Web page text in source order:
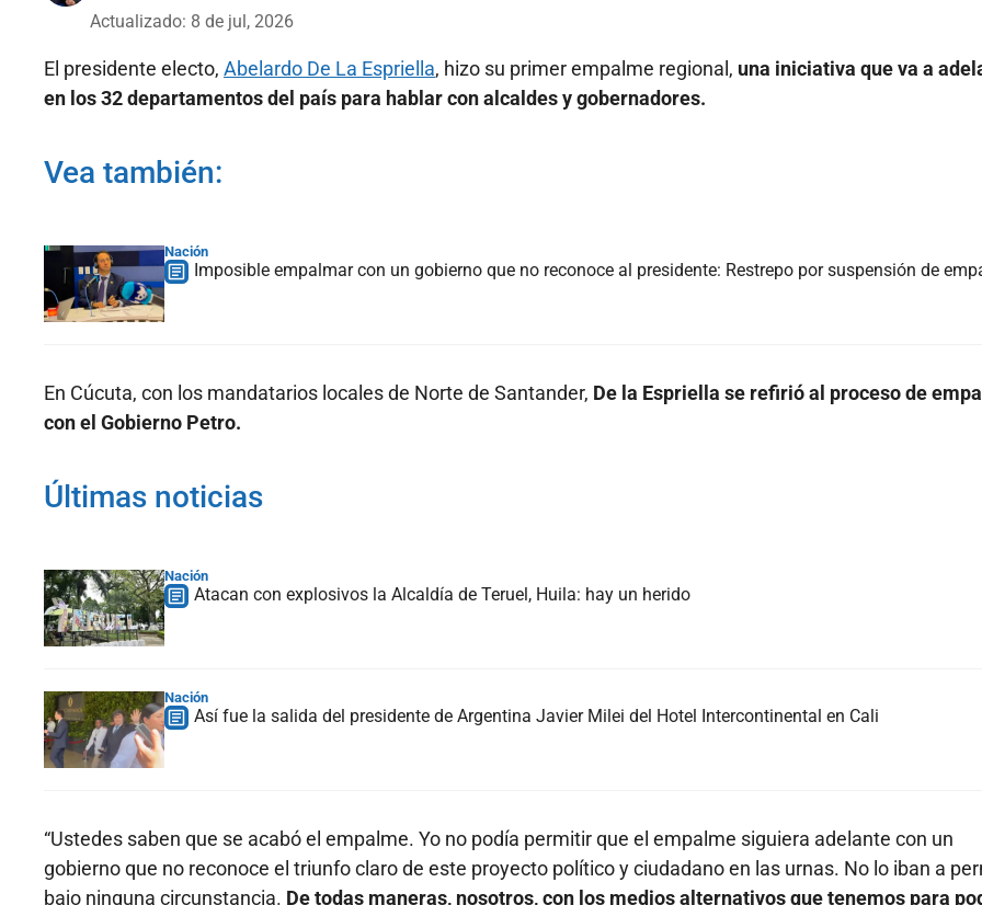
Actualizado: 8 de jul, 2026
El presidente electo, Abelardo De La Espriella, hizo su primer empalme regional, una iniciativa que va a
en los 32 departamentos del país para hablar con alcaldes y gobernadores.
Vea también:
Nación
Imposible empalmar con un gobierno que no reconoce al presidente: Restrepo por suspensión de
En Cúcuta, con los mandatarios locales de Norte de Santander, De la Espriella se refirió al proceso de
con el Gobierno Petro.
Últimas noticias
Nación
Atacan con explosivos la Alcaldía de Teruel, Huila: hay un herido
Nación
Así fue la salida del presidente de Argentina Javier Milei del Hotel Intercontinental en Cali
“Ustedes saben que se acabó el empalme. Yo no podía permitir que el empalme siguiera adelante con un
gobierno que no reconoce el triunfo claro de este proyecto político y ciudadano en las urnas. No lo iban a
bajo ninguna circunstancia. De todas maneras, nosotros, con los medios alternativos que tenemos para